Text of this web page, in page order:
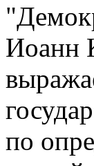
Иоанн
по